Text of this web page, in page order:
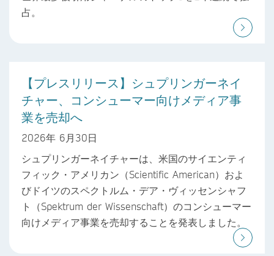
占。
【プレスリリース】シュプリンガーネイ
チャー、コンシューマー向けメディア事
業を売却へ
2026年 6月30日
シュプリンガーネイチャーは、米国のサイエンティ
フィック・アメリカン（Scientific American）およ
びドイツのスペクトルム・デア・ヴィッセンシャフ
ト（Spektrum der Wissenschaft）のコンシューマー
向けメディア事業を売却することを発表しました。